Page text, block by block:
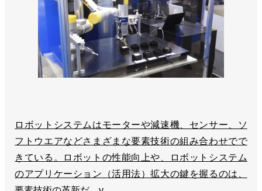
ロボットシステムはモーターや減速機、センサー、ソ
フトウエアなどさまざまな要素技術の組み合わせでで
きている。ロボットの性能向上や、ロボットシステム
のアプリケーション（活用法）拡大の鍵を握るのは、